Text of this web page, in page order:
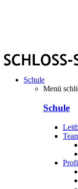
Schule
Menü
Schule